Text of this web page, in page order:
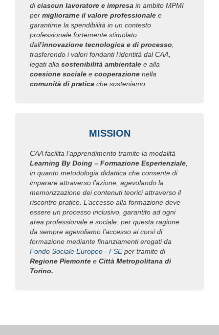
diciascun lavoratore e impresa in ambito MPMI
permigliorarne il valore professionale e
garantirne la spendibilità in un contesto
professionale fortemente stimolato
dall’innovazione tecnologica e di processo
trasferendo i valori fondanti l’identità dal CAA,
legati allasostenibilità ambientale e alla
coesione socialee cooperazionenella
comunità di pratica che sosteniamo.
MISSION
CAA facilita l’apprendimento tramite la modalità
Learning By Doing – Formazione Esperienziale
in quanto metodologia didattica che consente di
imparare attraverso l’azione, agevolando la
memorizzazione dei contenuti teorici attraverso il
riscontro pratico. L’accesso alla formazione deve
essere un processo inclusivo, garantito ad ogni
area professionale e sociale: per questa ragione
da sempre agevoliamo l’accesso ai corsi di
formazione mediante finanziamenti erogati da
Fondo Sociale Europeo - FSEper tramite di
Regione Piemonte eCittà Metropolitana di
Torino.